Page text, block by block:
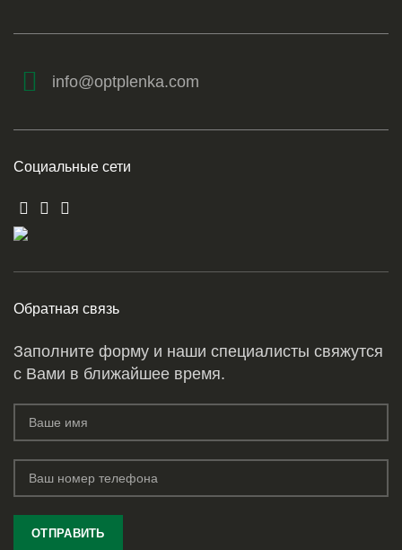
info@optplenka.com
Социальные сети
Обратная связь
Заполните форму и наши специалисты свяжутся
с Вами в ближайшее время.